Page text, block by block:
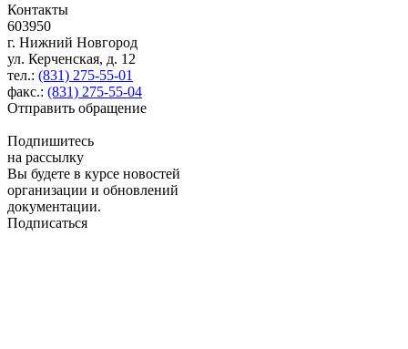
Контакты
603950
г. Нижний Новгород
ул. Керченская, д. 12
тел.: (831) 275-55-01
факс.: (831) 275-55-04
Отправить обращение
Подпишитесь
на рассылку
Вы будете в курсе новостей
организации и обновлений
документации.
Подписаться